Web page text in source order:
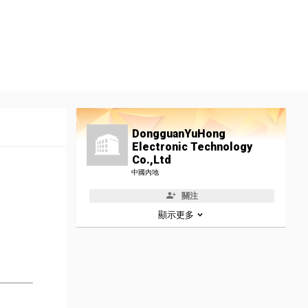
DongguanYuHong
Electronic Technology
Co.,Ltd
中國內地
關注
顯示更多